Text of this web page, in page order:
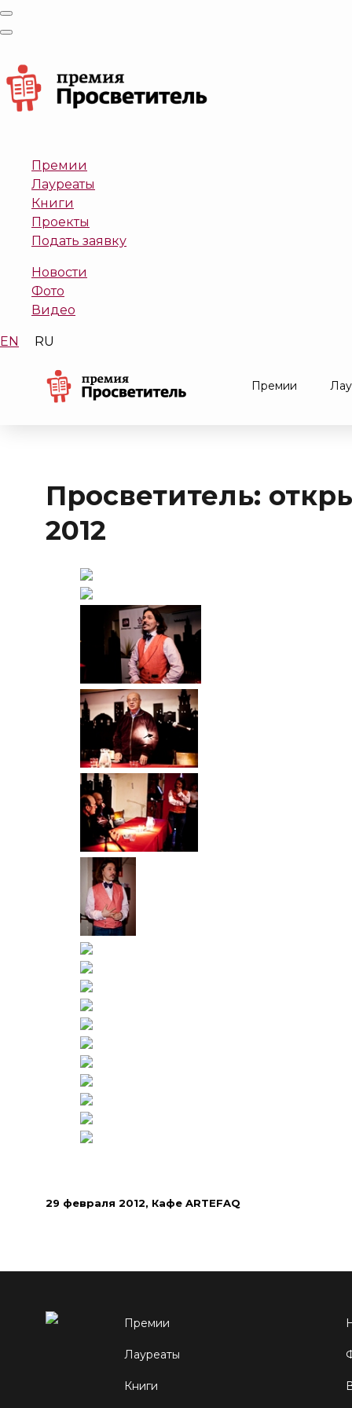
Премии
Лауреаты
Книги
Проекты
Подать заявку
Новости
Фото
Видео
EN RU
Премии
Просветитель:
2012
29 февраля 2012, Кафе ARTEFAQ
Премии
Лауреаты
Книги